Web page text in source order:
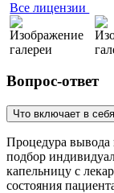
Все лицензии
Вопрос-ответ
Что включает в
Процедура вывода
подбор
капельницу с
состояния